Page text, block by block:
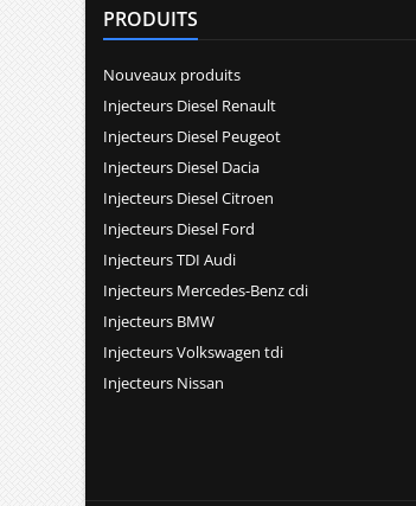
PRODUITS
Nouveaux produits
Injecteurs Diesel Renault
Injecteurs Diesel Peugeot
Injecteurs Diesel Dacia
Injecteurs Diesel Citroen
Injecteurs Diesel Ford
Injecteurs TDI Audi
Injecteurs Mercedes-Benz cdi
Injecteurs BMW
Injecteurs Volkswagen tdi
Injecteurs Nissan